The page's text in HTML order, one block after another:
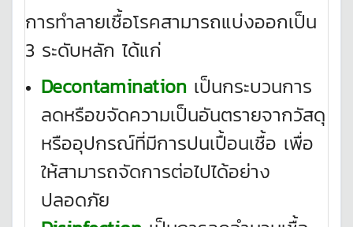
การทำลายเชื้อโรคสามารถแบ่งออกเป็น
3 ระดับหลัก ได้แก่
Decontamination เป็นกระบวนการ
ลดหรือขจัดความเป็นอันตรายจากวัสดุ
หรืออุปกรณ์ที่มีการปนเปื้อนเชื้อ เพื่อ
ให้สามารถจัดการต่อไปได้อย่าง
ปลอดภัย